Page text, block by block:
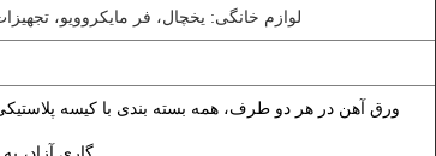
۹) لوازم خانگی: یخچال، فر مایکروویو،
ورق آهن در هر دو طرف، همه بسته بندی با کیسه